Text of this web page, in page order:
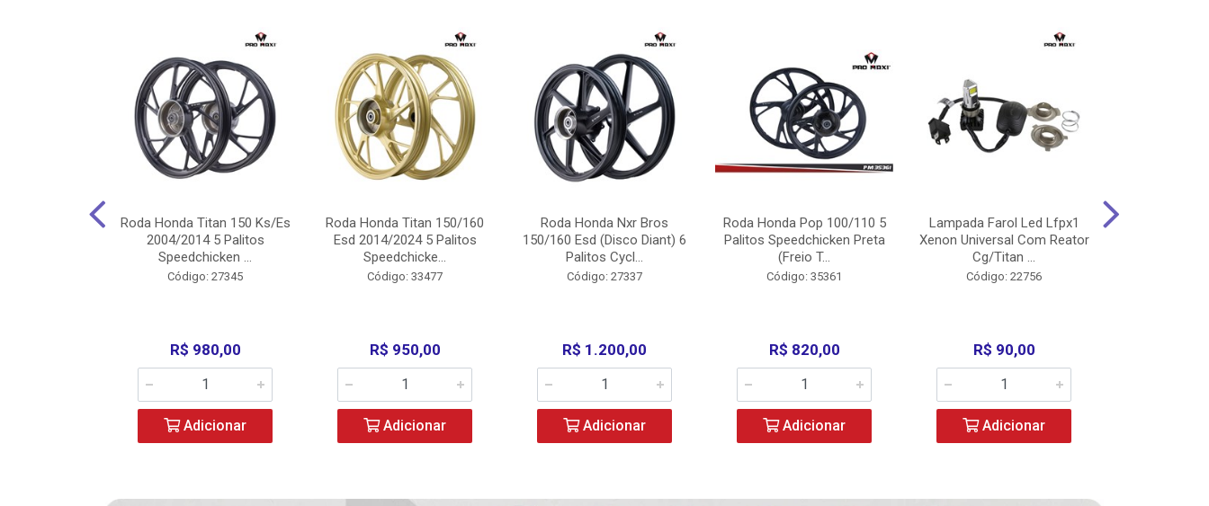
Roda Honda Titan 150 Ks/Es
2004/2014 5 Palitos
Speedchicken ...
Código: 27345
R$ 980,00
Adicionar
Roda Honda Titan 150/160
Esd 2014/2024 5 Palitos
Speedchicke...
Código: 33477
R$ 950,00
Adicionar
Roda Honda Nxr Bros
150/160 Esd (Disco Diant) 6
Palitos Cycl...
Código: 27337
R$ 1.200,00
Adicionar
Roda Honda Pop 100/110 5
Palitos Speedchicken Preta
(Freio T...
Código: 35361
R$ 820,00
Adicionar
Lampada Farol Led Lfpx1
Xenon Universal Com Reator
Cg/Titan ...
Código: 22756
R$ 90,00
Adicionar